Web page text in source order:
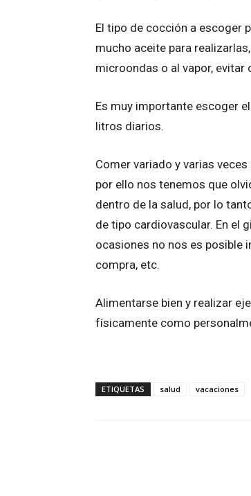
El tipo de cocción a escoger
mucho aceite para
microondas o al vapor,
Es muy importante escoger
litros diarios.
Comer variado y varias
por ello nos tenemos que
dentro de la salud, por lo
de tipo cardiovascular. En el
ocasiones no nos es posible
compra, etc.
Alimentarse bien y realizar
físicamente como
ETIQUETAS salud vacaciones